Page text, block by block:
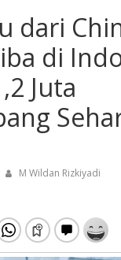
dari
di
Juta
M Wildan Rizkiyadi